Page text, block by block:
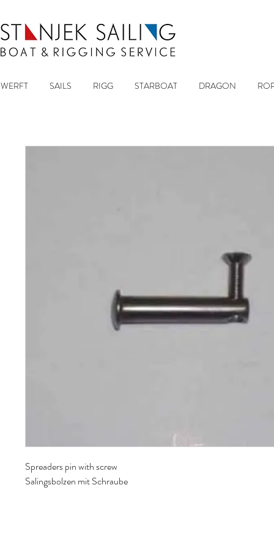
WERFT SAILS RIGG STARBOAT DRAGON
Spreaders pin with screw
Salingsbolzen mit Schraube